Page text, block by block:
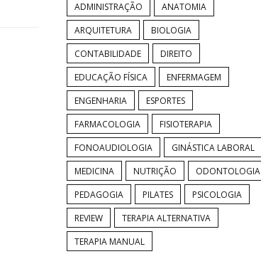
ADMINISTRAÇÃO
ANATOMIA
ARQUITETURA
BIOLOGIA
CONTABILIDADE
DIREITO
EDUCAÇÃO FÍSICA
ENFERMAGEM
ENGENHARIA
ESPORTES
FARMACOLOGIA
FISIOTERAPIA
FONOAUDIOLOGIA
GINÁSTICA LABORAL
MEDICINA
NUTRIÇÃO
ODONTOLOGIA
PEDAGOGIA
PILATES
PSICOLOGIA
REVIEW
TERAPIA ALTERNATIVA
TERAPIA MANUAL